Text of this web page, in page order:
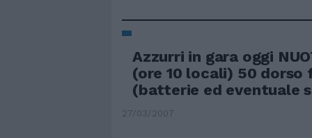
Azzurri in gara oggi
(ore 10 locali) 50 dorso
(batterie ed eventuale
27/03/2007